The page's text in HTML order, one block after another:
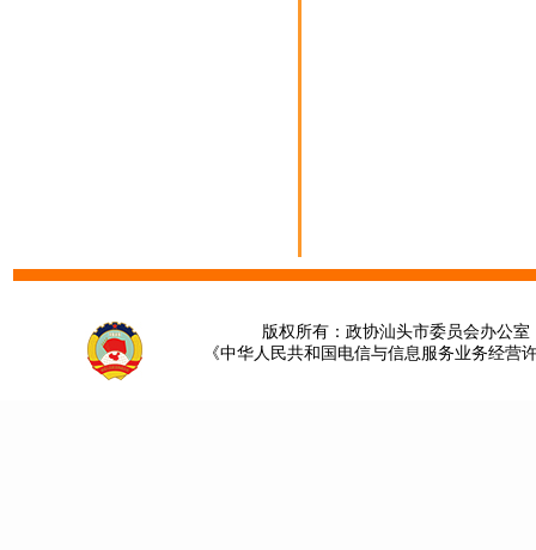
版权所有：政协汕头市委员会办公
《中华人民共和国电信与信息服务业务经营